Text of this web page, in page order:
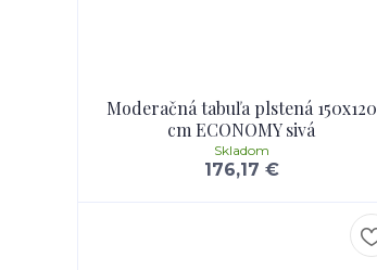
Moderačná tabuľa plstená 150x120
cm ECONOMY sivá
176,17 €
Skladom